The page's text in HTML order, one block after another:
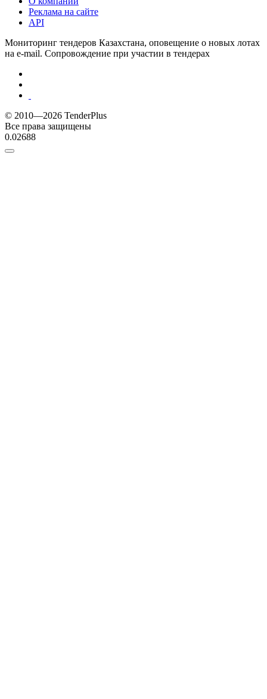
Реклама на сайте
API
Мониторинг тендеров Казахстана, оповещение о новых лотах
на e-mail. Сопровождение при участии в тендерах
© 2010—2026 TenderPlus
Все права защищены
0.02688